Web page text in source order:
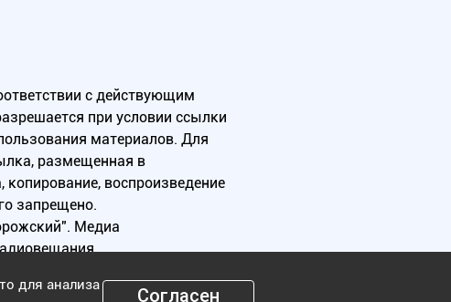
с действующим
при условии ссылки
материалов. Для
размещенная в
воспроизведение
запрещено.
Медиа
для анализа
Согласен